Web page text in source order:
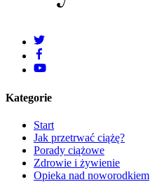
Kategorie
Start
Jak przetrwać ciążę?
Porady ciążowe
Zdrowie i żywienie
Opieka nad noworodkiem